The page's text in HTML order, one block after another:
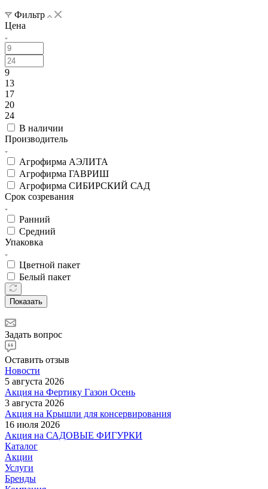
Фильтр
Цена
9
13
17
20
24
В наличии
Производитель
Агрофирма АЭЛИТА
Агрофирма ГАВРИШ
Агрофирма СИБИРСКИЙ САД
Срок созревания
Ранний
Средний
Упаковка
Цветной пакет
Белый пакет
Показать
Задать вопрос
Оставить отзыв
Новости
5 августа 2026
Акция на Фертику Газон Осень
3 августа 2026
Акция на Крышли для консервирования
16 июля 2026
Акция на САДОВЫЕ ФИГУРКИ
Каталог
Акции
Услуги
Бренды